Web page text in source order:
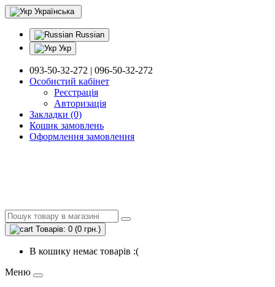
Українська
Russian
Укр
093-50-32-272 | 096-50-32-272
Особистий кабінет
Реєстрація
Авторизація
Закладки (0)
Кошик замовлень
Оформлення замовлення
Товарів: 0 (0 грн.)
В кошику немає товарів :(
Меню